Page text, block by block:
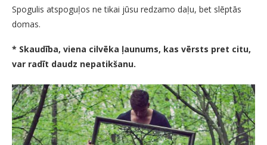
Spogulis atspoguļos ne tikai jūsu redzamo daļu, bet slēptās
domas.
* Skaudība, viena cilvēka ļaunums, kas vērsts pret citu,
var radīt daudz nepatikšanu.